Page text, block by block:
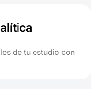
de tu estudio con